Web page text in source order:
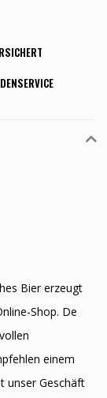
Bier erzeugt
Shop. De
einem
unser Geschäft